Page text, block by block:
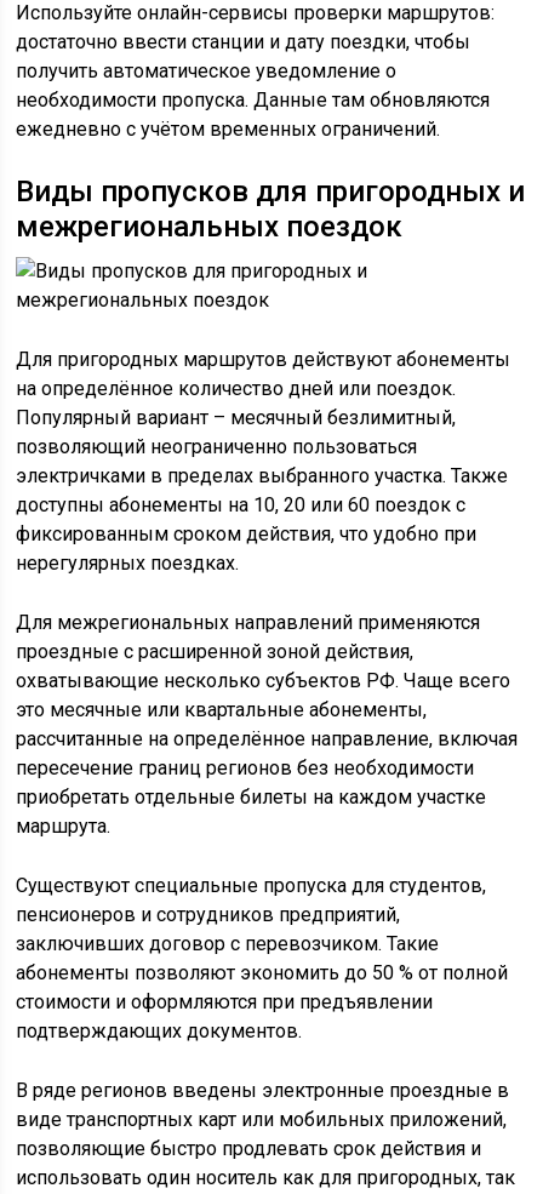
Используйте онлайн-сервисы проверки маршрутов:
достаточно ввести станции и дату поездки, чтобы
получить автоматическое уведомление о
необходимости пропуска. Данные там обновляются
ежедневно с учётом временных ограничений.
Виды пропусков для пригородных и
межрегиональных поездок
Для пригородных маршрутов действуют абонементы
на определённое количество дней или поездок.
Популярный вариант – месячный безлимитный,
позволяющий неограниченно пользоваться
электричками в пределах выбранного участка. Также
доступны абонементы на 10, 20 или 60 поездок с
фиксированным сроком действия, что удобно при
нерегулярных поездках.
Для межрегиональных направлений применяются
проездные с расширенной зоной действия,
охватывающие несколько субъектов РФ. Чаще всего
это месячные или квартальные абонементы,
рассчитанные на определённое направление, включая
пересечение границ регионов без необходимости
приобретать отдельные билеты на каждом участке
маршрута.
Существуют специальные пропуска для студентов,
пенсионеров и сотрудников предприятий,
заключивших договор с перевозчиком. Такие
абонементы позволяют экономить до 50 % от полной
стоимости и оформляются при предъявлении
подтверждающих документов.
В ряде регионов введены электронные проездные в
виде транспортных карт или мобильных приложений,
позволяющие быстро продлевать срок действия и
использовать один носитель как для пригородных, так